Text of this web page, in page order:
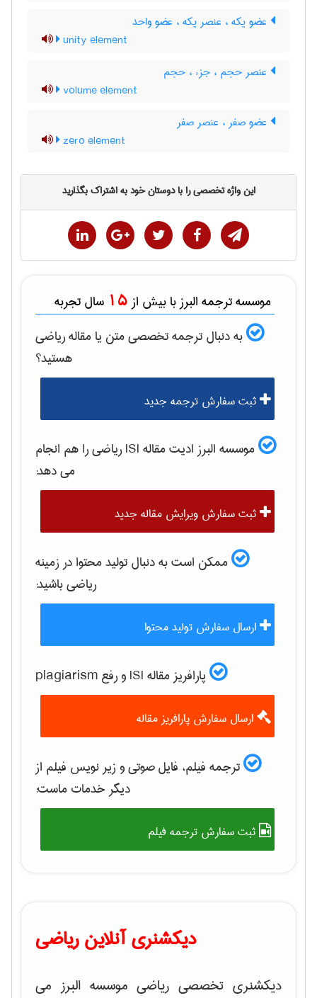
عضو یکه ، عنصر یکه ، عضو واحد
unity element
عنصر حجم ، جزء ، حجم
volume element
عضو صفر ، عنصر صفر
zero element
این واژه تخصصی را با دوستان خود به اشتراک بگذارید
موسسه ترجمه البرز با بیش از 15 سال تجربه
به دنبال ترجمه تخصصی متن یا مقالهرياضی
هستید؟
ثبت سفارش ترجمه جدید
موسسه البرز ادیت مقاله ISI رياضیرا هم انجام
می دهد:
ثبت سفارش ویرایش مقاله جدید
ممکن است به دنبال تولید محتوا در زمینه
رياضیباشید:
ارسال سفارش تولید محتوا
پارافریز مقاله ISI و رفع plagiarism
ارسال سفارش پارافریز مقاله
ترجمه فیلم، فایل صوتی و زیر نویس فیلم از
دیگر خدمات ماست:
ثبت سفارش ترجمه فیلم
دیکشنری آنلاین ریاضی
دیکشنری تخصصی ریاضی موسسه البرز می